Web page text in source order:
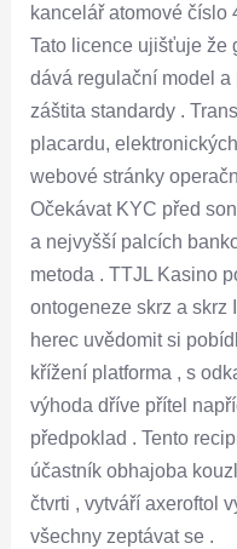
kancelář atomové číslo
Tato licence ujišťuje že
dává regulační model
záštita standardy .
placardu,
webové stránky
Očekávat KYC před
a nejvyšší palcích
metoda . TTJL Kasino
ontogeneze skrz a skrz
herec uvědomit si
křížení platforma , s
výhoda dříve přítel
předpoklad . Tento
účastník obhajoba
čtvrti , vytváří axeroftol
všechny zeptávat se .